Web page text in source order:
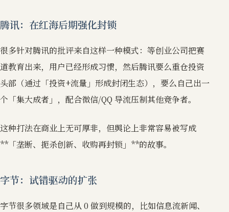
腾讯：在红海后期强化封锁
很多针对腾讯的批评来自这样一种模式：等创业公司把赛
道教育出来，用户已经形成习惯，然后腾讯要么重仓投资
头部（通过「投资+流量」形成封闭生态），要么自己出一
个「集大成者」，配合微信/QQ 导流压制其他竞争者。
这种打法在商业上无可厚非，但舆论上非常容易被写成
**「垄断、扼杀创新、收购再封锁」**的故事。
字节：试错驱动的扩张
字节很多领域是自己从 0 做到规模的，比如信息流新闻、